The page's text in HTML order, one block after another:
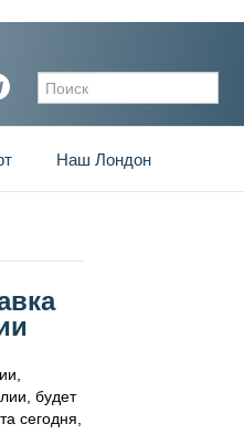
Форма поиска
Наш Лондон
будет
сегодня,